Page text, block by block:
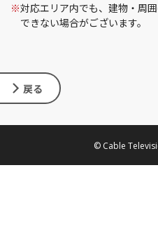
※対応エリア内でも、建物・周
できない場合がございます。
戻る
© Cable